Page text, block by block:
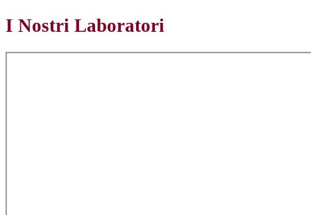
I Nostri Laboratori